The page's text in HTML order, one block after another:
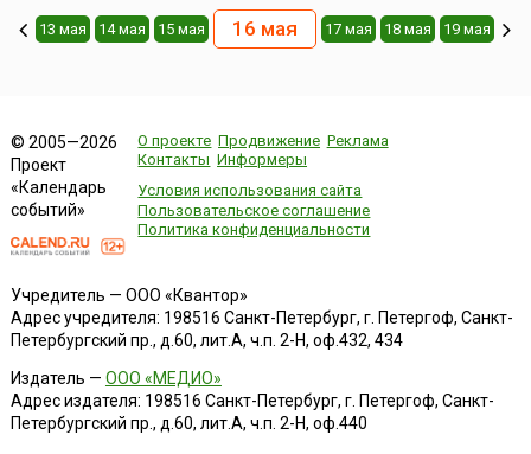
13 мая 14 мая 15 мая 16 мая 17 мая 18 мая 19 мая
© 2005—2026
Проект
«Календарь
событий»
О проекте Продвижение Реклама
Контакты Информеры
Условия использования сайта
Пользовательское соглашение
Политика конфиденциальности
Учредитель — ООО «Квантор»
Адрес учредителя: 198516 Санкт-Петербург, г. Петергоф, Санкт-
Петербургский пр., д.60, лит.А, ч.п. 2-Н, оф.432, 434
Издатель — ООО «МЕДИО»
Адрес издателя: 198516 Санкт-Петербург, г. Петергоф, Санкт-
Петербургский пр., д.60, лит.А, ч.п. 2-Н, оф.440